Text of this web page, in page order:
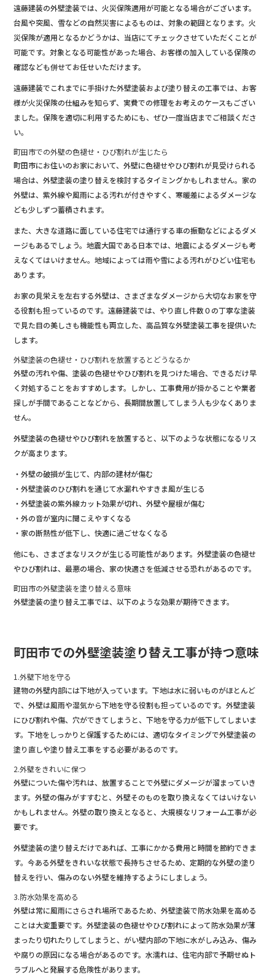
遠藤建装の外壁塗装では、火災保険適用が可能となる場合がございます。
台風や突風、雪などの自然災害によるものは、対象の範囲となります。火
災保険が適用となるかどうかは、当店にてチェックさせていただくことが
可能です。対象となる可能性があった場合、お客様の加入している保険の
確認なども併せてお任せいただけます。
遠藤建装でこれまでに手掛けた外壁塗装および塗り替えの工事では、お客
様が火災保険の仕組みを知らず、実費での修理をお考えのケースもござい
ました。保険を適切に利用するためにも、ぜひ一度当店までご相談くださ
い。
町田市での外壁の色褪せ・ひび割れが生じたら
町田市にお住いのお家において、外壁に色褪せやひび割れが見受けられる
場合は、外壁塗装の塗り替えを検討するタイミングかもしれません。家の
外壁は、紫外線や風雨による汚れが付きやすく、寒暖差によるダメージな
ども少しずつ蓄積されます。
また、大きな道路に面している住宅では通行する車の振動などによるダメ
ージもあるでしょう。地震大国である日本では、地震によるダメージも考
えなくてはいけません。地域によっては雨や雪による汚れがひどい住宅も
あります。
お家の見栄えを左右する外壁は、さまざまなダメージから大切なお家を守
る役割も担っているのです。遠藤建装では、やり直し件数０の丁寧な塗装
で見た目の美しさも機能性も両立した、高品質な外壁塗装工事を提供いた
します。
外壁塗装の色褪せ・ひび割れを放置するとどうなるか
外壁の汚れや傷、塗装の色褪せやひび割れを見つけた場合、できるだけ早
く対処することをおすすめします。しかし、工事費用が掛かることや業者
探しが手間であることなどから、長期間放置してしまう人も少なくありま
せん。
外壁塗装の色褪せやひび割れを放置すると、以下のような状態になるリス
クが高まります。
・外壁の破損が生じて、内部の建材が傷む
・外壁塗装のひび割れを通じて水漏れやすきま風が生じる
・外壁塗装の紫外線カット効果が切れ、外壁や屋根が傷む
・外の音が室内に聞こえやすくなる
・家の断熱性が低下し、快適に過ごせなくなる
他にも、さまざまなリスクが生じる可能性があります。外壁塗装の色褪せ
やひび割れは、最悪の場合、家の快適さを低減させる恐れがあるのです。
町田市の外壁塗装を塗り替える意味
外壁塗装の塗り替え工事では、以下のような効果が期待できます。
町田市での外壁塗装塗り替え工事が持つ意味
1.外壁下地を守る
建物の外壁内部には下地が入っています。下地は水に弱いものがほとんど
で、外壁は風雨や湿気から下地を守る役割も担っているのです。外壁塗装
にひび割れや傷、穴ができてしまうと、下地を守る力が低下してしまいま
す。下地をしっかりと保護するためには、適切なタイミングで外壁塗装の
塗り直しや塗り替え工事をする必要があるのです。
2.外壁をきれいに保つ
外壁についた傷や汚れは、放置することで外壁にダメージが溜まっていき
ます。外壁の傷みがすすむと、外壁そのものを取り換えなくてはいけない
かもしれません。外壁の取り換えとなると、大規模なリフォーム工事が必
要です。
外壁塗装の塗り替えだけであれば、工事にかかる費用と時間を節約できま
す。今ある外壁をきれいな状態で長持ちさせるため、定期的な外壁の塗り
替えを行い、傷みのない外壁を維持するようにしましょう。
3.防水効果を高める
外壁は常に風雨にさらされ場所であるため、外壁塗装で防水効果を高める
ことは大変重要です。外壁塗装の色褪せやひび割れによって防水効果が薄
まったり切れたりしてしまうと、がい壁内部の下地に水がしみ込み、傷み
や腐りの原因になる場合があるのです。水濡れは、住宅内部で予期せぬト
ラブルへと発展する危険性があります。